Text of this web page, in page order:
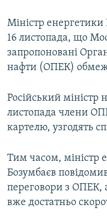
КРИМ РЕАЛІЇ
РУС
УКР
ДОЛУЧАЙСЯ!
Усі сайти RFE/RL
Міністр енергетики
16 листопада, що
запропоновані
нафти (ОПЕК)
Російський
листопада члени
картелю, узгодять
Тим часом, міністр
Бозумбаєв
переговори з ОПЕК,
вже достатньо